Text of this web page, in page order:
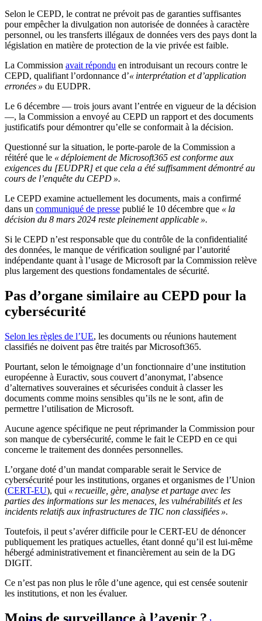
Selon le CEPD, le contrat ne prévoit pas de garanties suffisantes
pour empêcher la divulgation non autorisée de données à caractère
personnel, ou les transferts illégaux de données vers des pays dont la
législation en matière de protection de la vie privée est faible.
La Commission avait répondu en introduisant un recours contre le
CEPD, qualifiant l’ordonnance d’« interprétation et d’application
erronées » du EUDPR.
Le 6 décembre — trois jours avant l’entrée en vigueur de la décision
—, la Commission a envoyé au CEPD un rapport et des documents
justificatifs pour démontrer qu’elle se conformait à la décision.
Questionné sur la situation, le porte-parole de la Commission a
réitéré que le « déploiement de Microsoft365 est conforme aux
exigences du [EUDPR] et que cela a été suffisamment démontré au
cours de l’enquête du CEPD ».
Le CEPD examine actuellement les documents, mais a confirmé
dans un communiqué de presse publié le 10 décembre que « la
décision du 8 mars 2024 reste pleinement applicable ».
Si le CEPD n’est responsable que du contrôle de la confidentialité
des données, le manque de vérification souligné par l’autorité
indépendante quant à l’usage de Microsoft par la Commission relève
plus largement des questions fondamentales de sécurité.
Pas d’organe similaire au CEPD pour la
cybersécurité
Selon les règles de l’UE, les documents ou réunions hautement
classifiés ne doivent pas être traités par Microsoft365.
Pourtant, selon le témoignage d’un fonctionnaire d’une institution
européenne à Euractiv, sous couvert d’anonymat, l’absence
d’alternatives souveraines et sécurisées conduit à classer les
documents comme moins sensibles qu’ils ne le sont, afin de
permettre l’utilisation de Microsoft.
Aucune agence spécifique ne peut réprimander la Commission pour
son manque de cybersécurité, comme le fait le CEPD en ce qui
concerne le traitement des données personnelles.
L’organe doté d’un mandat comparable serait le Service de
cybersécurité pour les institutions, organes et organismes de l’Union
(CERT-EU), qui « recueille, gère, analyse et partage avec les
parties des informations sur les menaces, les vulnérabilités et les
incidents relatifs aux infrastructures de TIC non classifiées ».
Toutefois, il peut s’avérer difficile pour le CERT-EU de dénoncer
publiquement les pratiques actuelles, étant donné qu’il est lui-même
hébergé administrativement et financièrement au sein de la DG
DIGIT.
Ce n’est pas non plus le rôle d’une agence, qui est censée soutenir
les institutions, et non les évaluer.